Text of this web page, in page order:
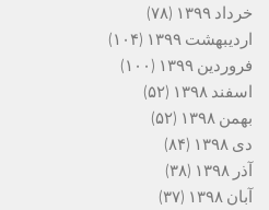
خرداد ۱۳۹۹
(۷۸)
اردیبهشت ۱۳۹۹
(۱۰۴)
فروردین ۱۳۹۹
(۱۰۰)
اسفند ۱۳۹۸
(۵۲)
بهمن ۱۳۹۸
(۵۲)
دی ۱۳۹۸
(۸۴)
آذر ۱۳۹۸
(۳۸)
آبان ۱۳۹۸
(۳۷)